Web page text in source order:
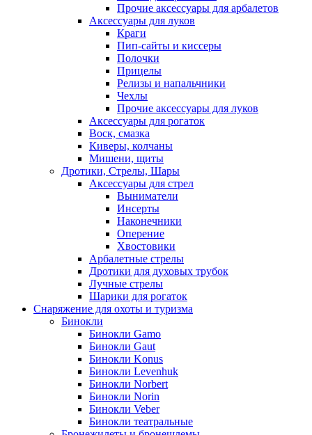
Прочие аксессуары для арбалетов
Аксессуары для луков
Краги
Пип-сайты и киссеры
Полочки
Прицелы
Релизы и напальчники
Чехлы
Прочие аксессуары для луков
Аксессуары для рогаток
Воск, смазка
Киверы, колчаны
Мишени, щиты
Дротики, Стрелы, Шары
Аксессуары для стрел
Выниматели
Инсерты
Наконечники
Оперение
Хвостовики
Арбалетные стрелы
Дротики для духовых трубок
Лучные стрелы
Шарики для рогаток
Снаряжение для охоты и туризма
Бинокли
Бинокли Gamo
Бинокли Gaut
Бинокли Konus
Бинокли Levenhuk
Бинокли Norbert
Бинокли Norin
Бинокли Veber
Бинокли театральные